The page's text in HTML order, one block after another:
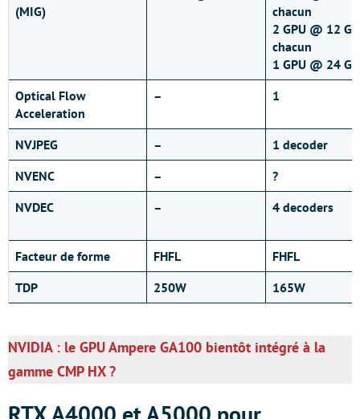
(MIG)
chacun
2 GPU @ 12 Go
chacun
1 GPU @ 24 Go
Optical Flow
Acceleration
– 1
NVJPEG –
1 decoder
NVENC
–
?
NVDEC
– 4 decoders
Facteur de forme FHFL
FHFL
TDP
250W 165W
NVIDIA : le GPU Ampere GA100 bientôt intégré à la
gamme CMP HX ?